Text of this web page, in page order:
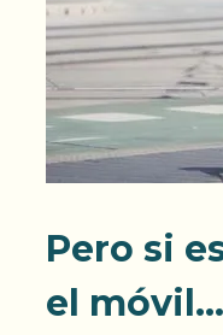
Pero si
el móvil…